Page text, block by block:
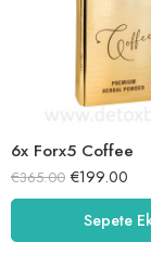
6x Forx5 Coffee
€365.00 €199.00
Sepete